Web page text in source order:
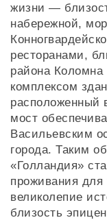
жизни —
набережной,
ресторанами,
района
комплексом
расположенный
мост
Васильевским
города. Таким
«Голландия»
проживания для
великолепие
близость